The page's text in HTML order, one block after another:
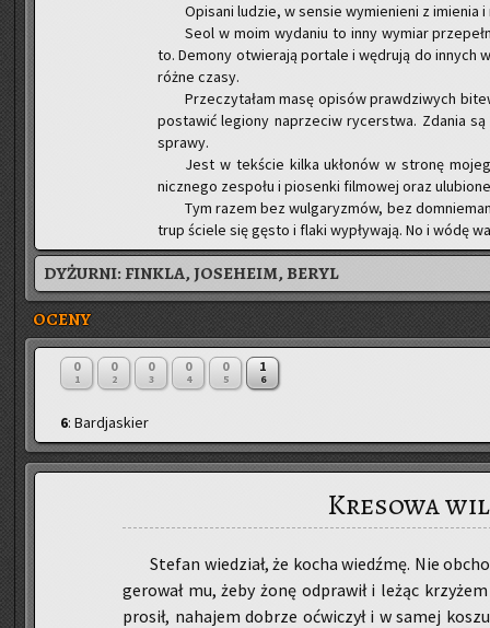
Opi­sa­ni lu­dzie, w sen­sie wy­mie­nie­ni z
Seol w moim wy­da­niu to inny wy­miar
to. De­mo­ny otwie­ra­ją por­ta­le i wę­dru­ją do in­nych
różne czasy.
Prze­czy­ta­łam masę opi­sów praw­dzi­wych
po­sta­wić le­gio­ny na­prze­ciw ry­cer­stwa. Zda­nia
spra­wy.
Jest w tek­ście kilka ukło­nów w stro­nę
nicz­ne­go ze­spo­łu i pio­sen­ki fil­mo­wej oraz
Tym razem bez wul­ga­ry­zmów, bez
trup ście­le się gęsto i flaki wy­pły­wa­ją. No i wódę
DYŻURNI:FINKLA, JOSEHEIM, BERYL
OCENY
0
1
0
2
0
3
0
4
0
5
1
6
6: Bardjaskier
Kresowa
Ste­fan wie­dział, że kocha wiedź­mę. Nie
ge­ro­wał mu, żeby żonę od­pra­wił i leżąc
pro­sił, na­ha­jem do­brze oćwi­czył i w samej